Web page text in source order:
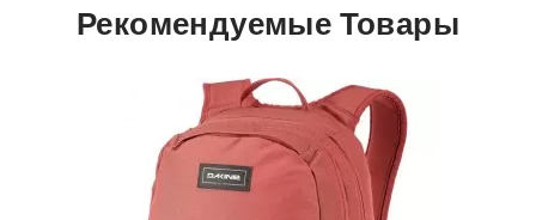
Рекомендуемые Товары